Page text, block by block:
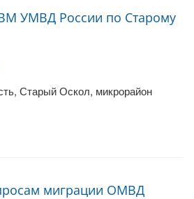
УМВД России по Старому
Старый Оскол, микрорайон
миграции ОМВД